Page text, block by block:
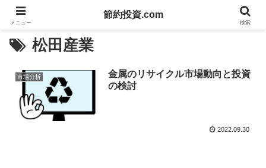
松田産業
市場分析
金属のリサイクル市場動向と投資
の検討
2022.09.30
メニュー
節約投資.com
検索